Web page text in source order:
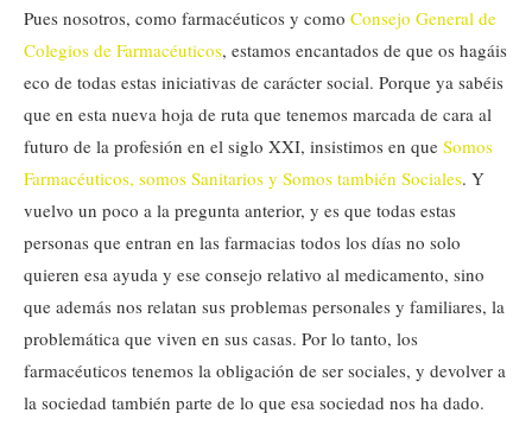
Pues nosotros, como farmacéuticos y como Consejo General de
Colegios de Farmacéuticos, estamos encantados de que os hagáis
eco de todas estas iniciativas de carácter social. Porque ya sabéis
que en esta nueva hoja de ruta que tenemos marcada de cara al
futuro de la profesión en el siglo XXI, insistimos en que Somos
Farmacéuticos, somos Sanitarios y Somos también Sociales. Y
vuelvo un poco a la pregunta anterior, y es que todas estas
personas que entran en las farmacias todos los días no solo
quieren esa ayuda y ese consejo relativo al medicamento, sino
que además nos relatan sus problemas personales y familiares, la
problemática que viven en sus casas. Por lo tanto, los
farmacéuticos tenemos la obligación de ser sociales, y devolver a
la sociedad también parte de lo que esa sociedad nos ha dado.